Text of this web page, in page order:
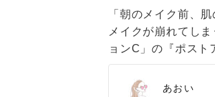
「朝のメイク前、
メイクが崩れてし
ョンC」の『ポスト
あおい